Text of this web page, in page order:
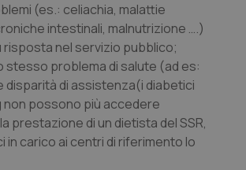
Chirurgia
Oncologia
Pediatria
urogenitali
(es.: celiachia, malattie
intestinali, malnutrizione ….)
risposta nel servizio pubblico;
stesso problema di salute (ad es:
disparità di assistenza(i diabetici
non possono più accedere
prestazione di un dietista del SSR,
in carico ai centri di riferimento lo